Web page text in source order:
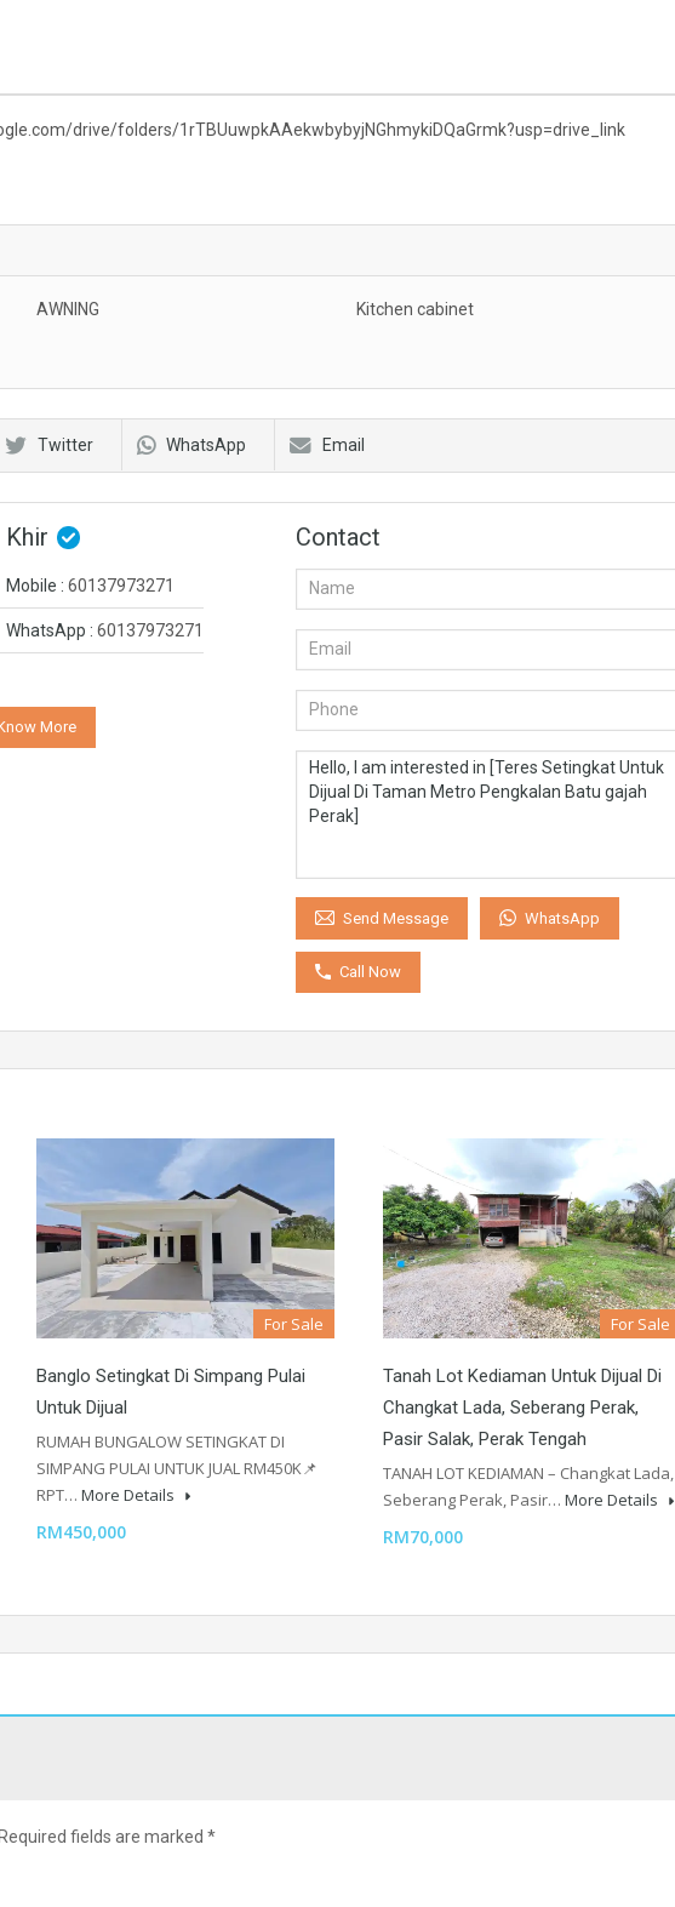
drive/folders/1rTBUuwpkAAekwbybyjNGhmykiDQaGrmk?usp=drive_link
AWNING Kitchen cabinet
Twitter WhatsApp Email
Khir
Mobile : 60137973271
WhatsApp : 60137973271
More
Contact
Send Message WhatsApp
Call Now
For Sale
Banglo Setingkat Di Simpang Pulai
Untuk Dijual
RUMAH BUNGALOW SETINGKAT DI
SIMPANG PULAI UNTUK JUAL RM450K📌
RPT… More Details
RM450,000
For Sale
Tanah Lot Kediaman Untuk Dijual Di
Changkat Lada, Seberang Perak,
Pasir Salak, Perak Tengah
TANAH LOT KEDIAMAN – Changkat Lada,
Seberang Perak, Pasir… More Details
RM70,000
Required fields are marked *